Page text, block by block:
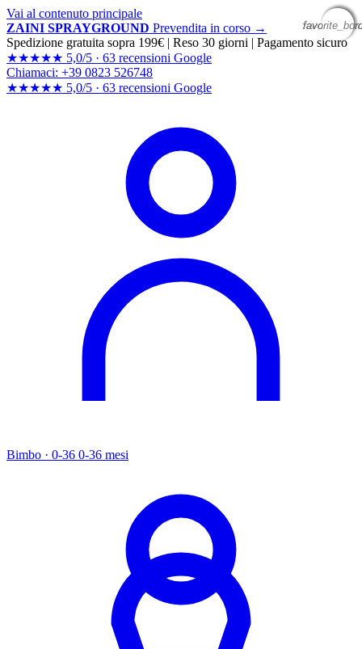
Vai al contenuto principale
ZAINI SPRAYGROUND Prevendita in corso →
Spedizione gratuita sopra 199€ | Reso 30 giorni | Pagamento sicuro
★★★★★ 5,0/5 · 63 recensioni Google
Chiamaci: +39 0823 526748
★★★★★ 5,0/5 · 63 recensioni Google
Bimbo · 0-36 0-36 mesi